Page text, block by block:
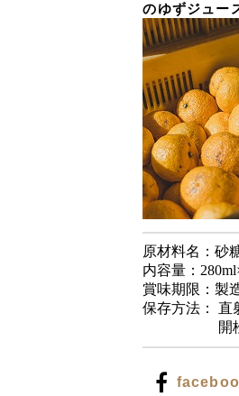
のゆずジュー
原材料名：砂
内容量：
賞味期限
保存方法： 直
開栓後は